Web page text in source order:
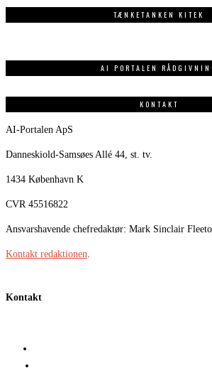
TÆNKETANKEN KITEK
AI PORTALEN
KONTAKT
AI-Portalen ApS
Danneskiold-Samsøes Allé 44, st. tv.
1434 København K
CVR 45516822
Ansvarshavende chefredaktør: Mark Sinclair
Kontakt redaktionen
Kontakt